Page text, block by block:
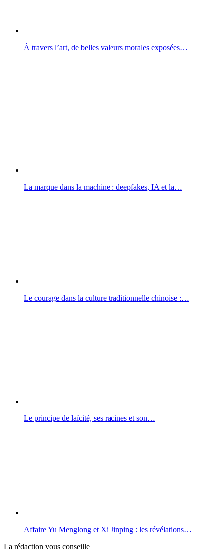
À travers l’art, de belles valeurs morales exposées…
La marque dans la machine : deepfakes, IA et la…
Le courage dans la culture traditionnelle chinoise :…
Le principe de laïcité, ses racines et son…
Affaire Yu Menglong et Xi Jinping : les révélations…
La rédaction vous conseille